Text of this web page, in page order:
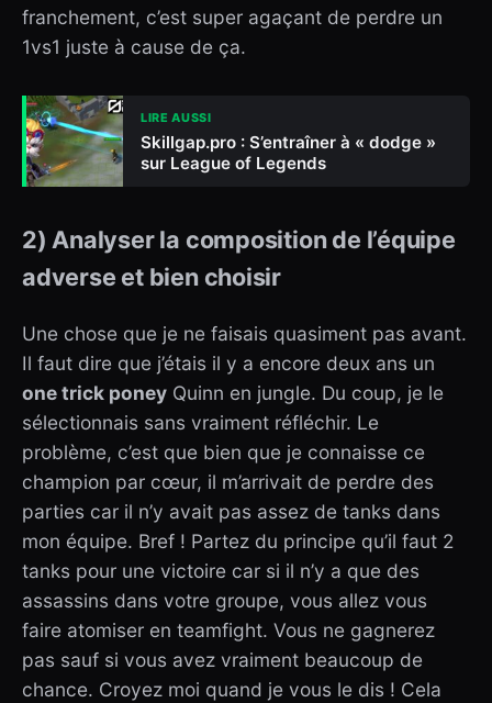
franchement, c’est super agaçant de perdre un
1vs1 juste à cause de ça.
LIRE AUSSI
Skillgap.pro : S’entraîner à « dodge »
sur League of Legends
2) Analyser la composition de l’équipe
adverse et bien choisir
Une chose que je ne faisais quasiment pas avant.
Il faut dire que j’étais il y a encore deux ans un
one trick poney Quinn en jungle. Du coup, je le
sélectionnais sans vraiment réfléchir. Le
problème, c’est que bien que je connaisse ce
champion par cœur, il m’arrivait de perdre des
parties car il n’y avait pas assez de tanks dans
mon équipe. Bref ! Partez du principe qu’il faut 2
tanks pour une victoire car si il n’y a que des
assassins dans votre groupe, vous allez vous
faire atomiser en teamfight. Vous ne gagnerez
pas sauf si vous avez vraiment beaucoup de
chance. Croyez moi quand je vous le dis ! Cela